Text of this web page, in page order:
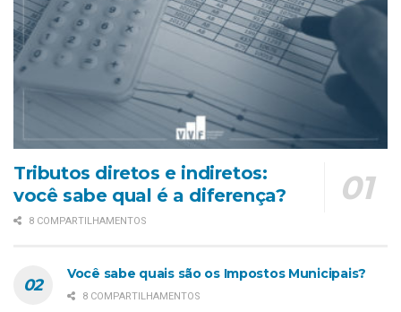
Tributos diretos e indiretos:
você sabe qual é a diferença?
8 COMPARTILHAMENTOS
Você sabe quais são os Impostos Municipais?
8 COMPARTILHAMENTOS